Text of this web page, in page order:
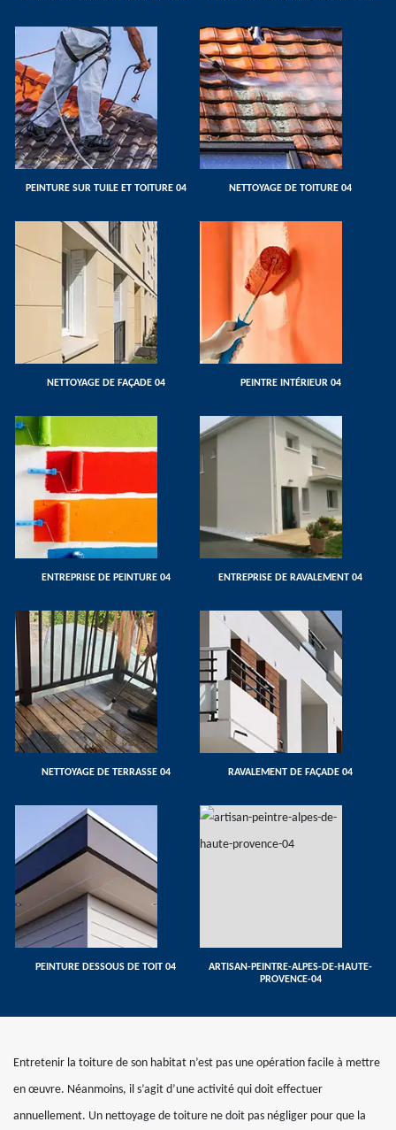
PEINTURE SUR TUILE ET TOITURE 04 NETTOYAGE DE TOITURE 04
NETTOYAGE DE FAÇADE 04 PEINTRE INTÉRIEUR 04
ENTREPRISE DE PEINTURE 04 ENTREPRISE DE RAVALEMENT 04
NETTOYAGE DE TERRASSE 04 RAVALEMENT DE FAÇADE 04
PEINTURE DESSOUS DE TOIT 04
ARTISAN-PEINTRE-ALPES-DE-HAUTE-
PROVENCE-04
Entretenir la toiture de son habitat n’est pas une opération facile à mettre
en œuvre. Néanmoins, il s’agit d’une activité qui doit effectuer
annuellement. Un nettoyage de toiture ne doit pas négliger pour que la